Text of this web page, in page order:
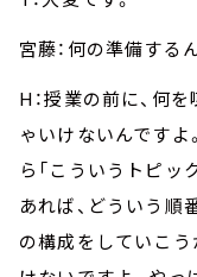
宮藤：何の準備する
H：授業の前に、何
ゃいけないんですよ
ら「こういうトピッ
あれば、どういう順
の構成をしていこ